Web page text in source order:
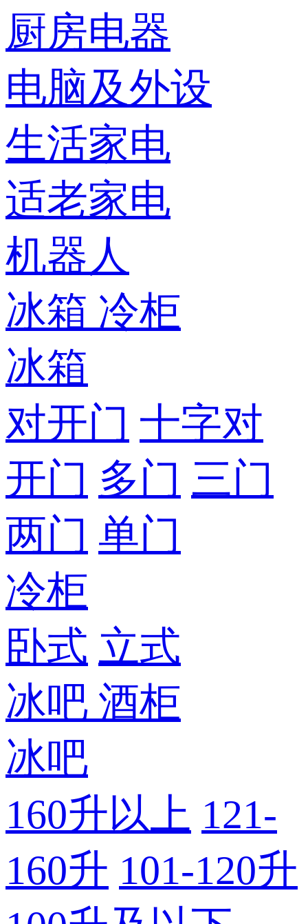
厨房电器
电脑及外设
生活家电
适老家电
机器人
冰箱 冷柜
冰箱
对开门 十字对
开门 多门 三门
两门 单门
冷柜
卧式 立式
冰吧 酒柜
冰吧
160升以上 121-
160升 101-120升